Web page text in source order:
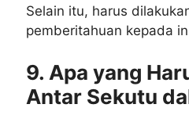
Selain itu, harus
pemberitahuan kepada
9. Apa yang
Antar Sekutu